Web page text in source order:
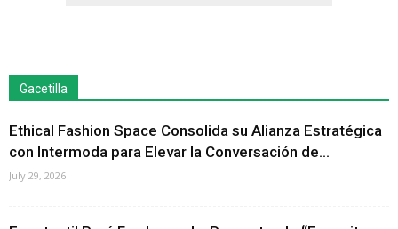
Gacetilla
Ethical Fashion Space Consolida su Alianza Estratégica
con Intermoda para Elevar la Conversación de...
July 29, 2026